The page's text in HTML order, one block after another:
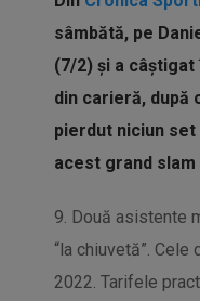
sâmbătă, pe
(7/2) şi a
din carieră, după
pierdut niciun
acest grand slam
9. Două asistente
“la chiuvetă”.
2022. Tarifele